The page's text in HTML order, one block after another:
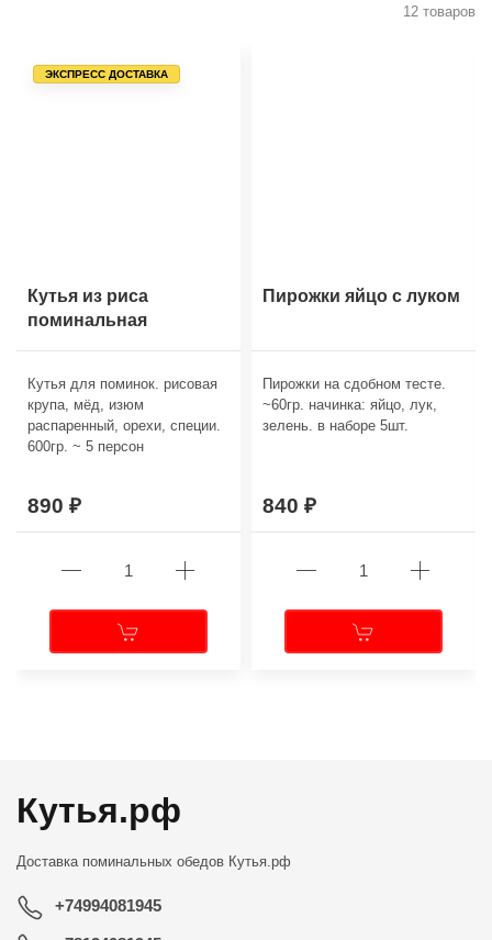
12 товаров
ЭКСПРЕСС ДОСТАВКА
Кутья из риса
поминальная
Кутья для поминок. рисовая
крупа, мёд, изюм
распаренный, орехи, специи.
600гр. ~ 5 персон
890
Пирожки яйцо с луком
Пирожки на сдобном тесте.
~60гр. начинка: яйцо, лук,
зелень. в наборе 5шт.
840
Кутья.рф
Доставка поминальных обедов Кутья.рф
+74994081945